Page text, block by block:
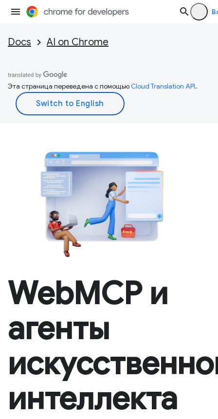
Docs AI on Chrome
Эта страница переведена с помощьюCloud Translation API.
WebMCP и
агенты
интеллекта